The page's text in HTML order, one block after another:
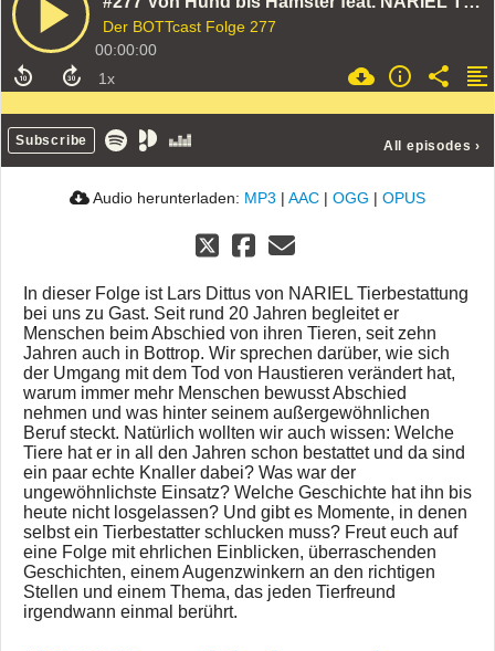
Der BOTTcast Folge 277
00:00:00
Subscribe All episodes ›
Audio herunterladen: MP3 | AAC | OGG | OPUS
In dieser Folge ist Lars Dittus von NARIEL Tierbestattung
bei uns zu Gast. Seit rund 20 Jahren begleitet er
Menschen beim Abschied von ihren Tieren, seit zehn
Jahren auch in Bottrop. Wir sprechen darüber, wie sich
der Umgang mit dem Tod von Haustieren verändert hat,
warum immer mehr Menschen bewusst Abschied
nehmen und was hinter seinem außergewöhnlichen
Beruf steckt. Natürlich wollten wir auch wissen: Welche
Tiere hat er in all den Jahren schon bestattet und da sind
ein paar echte Knaller dabei? Was war der
ungewöhnlichste Einsatz? Welche Geschichte hat ihn bis
heute nicht losgelassen? Und gibt es Momente, in denen
selbst ein Tierbestatter schlucken muss? Freut euch auf
eine Folge mit ehrlichen Einblicken, überraschenden
Geschichten, einem Augenzwinkern an den richtigen
Stellen und einem Thema, das jeden Tierfreund
irgendwann einmal berührt.